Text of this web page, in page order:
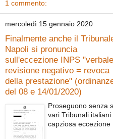
1 commento:
mercoledì 15 gennaio 2020
Finalmente anche il
Napoli si pronuncia
sull'eccezione INPS "verbale
revisione negativo = revoca
della prestazione"
del 08 e 14/01/2020)
Proseguono senza
vari Tribunali
capziosa